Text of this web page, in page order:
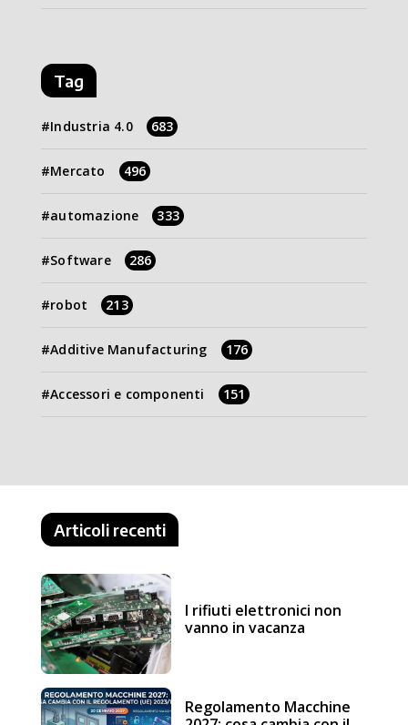
Tag
Industria 4.0 683
Mercato 496
automazione 333
Software 286
robot 213
Additive Manufacturing 176
Accessori e componenti 151
Articoli recenti
I rifiuti elettronici non
vanno in vacanza
Regolamento Macchine